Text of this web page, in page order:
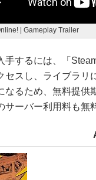
| Gameplay Trailer
するには、「
セスし、ライブラリ
なるため、無料提
サーバー利用料も無